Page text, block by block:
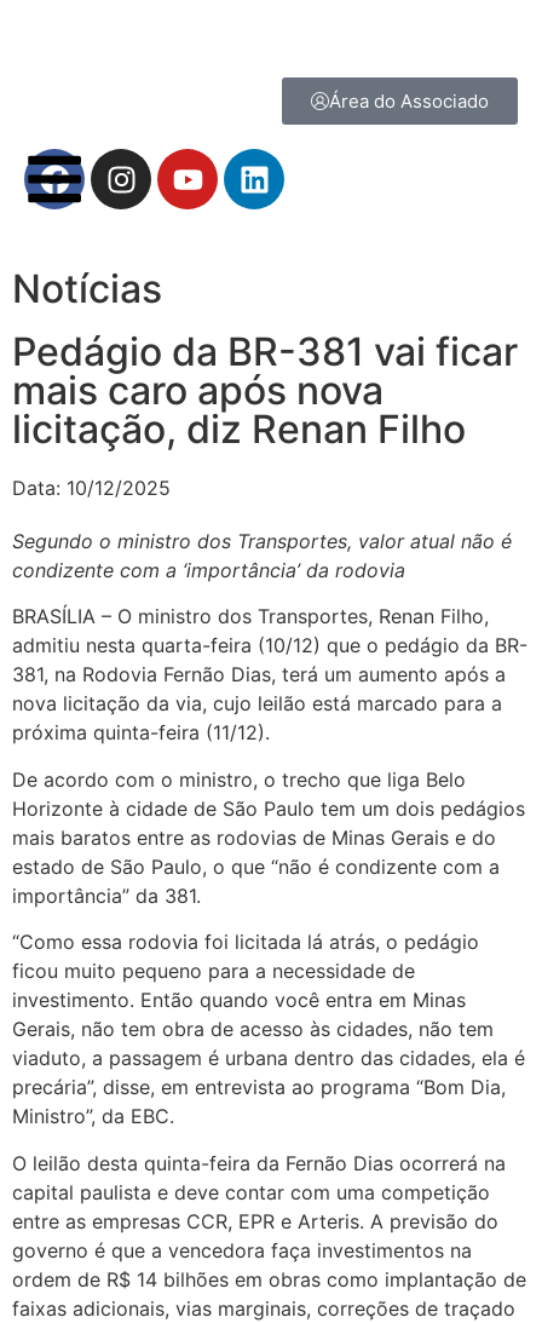
Área do Associado
Notícias
Pedágio da BR-381 vai ficar
mais caro após nova
licitação, diz Renan Filho
Data: 10/12/2025
Segundo o ministro dos Transportes, valor atual não é
condizente com a ‘importância’ da rodovia
BRASÍLIA – O ministro dos Transportes, Renan Filho,
admitiu nesta quarta-feira (10/12) que o pedágio da BR-
381, na Rodovia Fernão Dias, terá um aumento após a
nova licitação da via, cujo leilão está marcado para a
próxima quinta-feira (11/12).
De acordo com o ministro, o trecho que liga Belo
Horizonte à cidade de São Paulo tem um dois pedágios
mais baratos entre as rodovias de Minas Gerais e do
estado de São Paulo, o que “não é condizente com a
importância” da 381.
“Como essa rodovia foi licitada lá atrás, o pedágio
ficou muito pequeno para a necessidade de
investimento. Então quando você entra em Minas
Gerais, não tem obra de acesso às cidades, não tem
viaduto, a passagem é urbana dentro das cidades, ela é
precária”, disse, em entrevista ao programa “Bom Dia,
Ministro”, da EBC.
O leilão desta quinta-feira da Fernão Dias ocorrerá na
capital paulista e deve contar com uma competição
entre as empresas CCR, EPR e Arteris. A previsão do
governo é que a vencedora faça investimentos na
ordem de R$ 14 bilhões em obras como implantação de
faixas adicionais, vias marginais, correções de traçado